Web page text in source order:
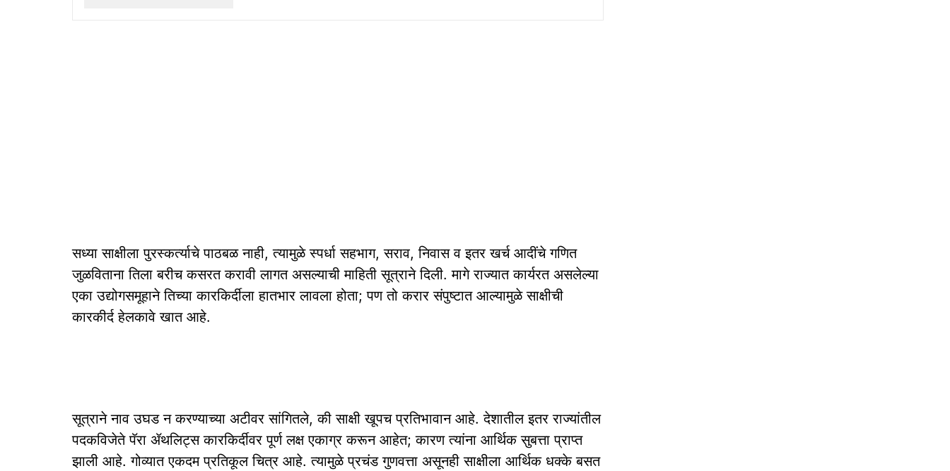
सध्या साक्षीला पुरस्कर्त्याचे पाठबळ नाही, त्यामुळे स्पर्धा सहभाग, सराव, निवास व इतर खर्च आदींचे गणित
जुळविताना तिला बरीच कसरत करावी लागत असल्याची माहिती सूत्राने दिली. मागे राज्यात कार्यरत असलेल्या
एका उद्योगसमूहाने तिच्या कारकिर्दीला हातभार लावला होता; पण तो करार संपुष्टात आल्यामुळे साक्षीची
कारकीर्द हेलकावे खात आहे.
सूत्राने नाव उघड न करण्याच्या अटीवर सांगितले, की साक्षी खूपच प्रतिभावान आहे. देशातील इतर राज्यांतील
पदकविजेते पॅरा ॲथलिट्स कारकिर्दीवर पूर्ण लक्ष एकाग्र करून आहेत; कारण त्यांना आर्थिक सुबत्ता प्राप्त
झाली आहे. गोव्यात एकदम प्रतिकूल चित्र आहे. त्यामुळे प्रचंड गुणवत्ता असूनही साक्षीला आर्थिक धक्के बसत